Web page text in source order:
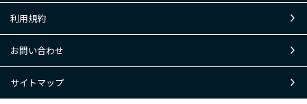
利用規約
お問い合わせ
サイトマップ